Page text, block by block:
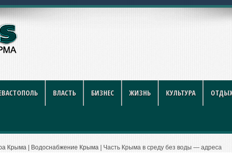
футбол стал индус
ВЛАСТЬ БИЗНЕС ЖИЗНЬ КУЛЬТУРА
Крыма Водоснабжение Крыма Часть Крыма в среду без воды — адреса